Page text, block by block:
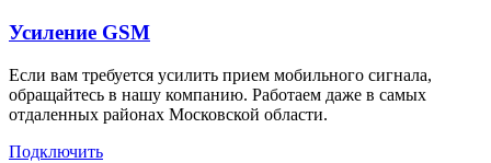
Усиление GSM
Если вам требуется усилить прием мобильного сигнала,
обращайтесь в нашу компанию. Работаем даже в самых
отдаленных районах Московской области.
Подключить